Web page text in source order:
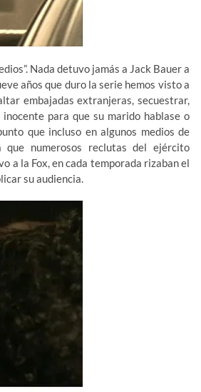
Nada detuvo jamás a Jack Bauer a
años que duro la serie hemos visto a
embajadas extranjeras, secuestrar,
para que su marido hablase o
que incluso en algunos medios de
numerosos reclutas del ejército
a la Fox, en cada temporada rizaban el
su audiencia.